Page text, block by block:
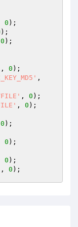
0 );
);
0 );
, 0 );
, 0 );
, 0 );
0 );
0 );
0 );
, 0